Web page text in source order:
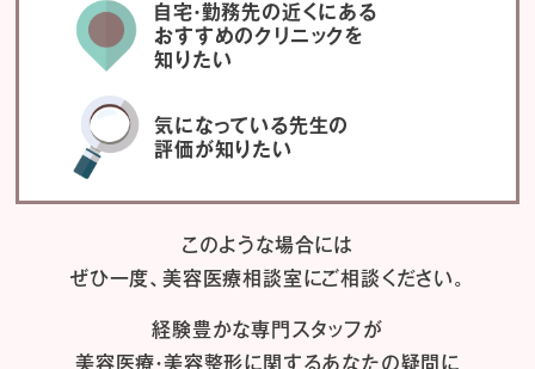
自宅・勤務先の近くにある
おすすめのクリニックを
知りたい
気になっている先生の
評価が知りたい
このような場合には
ぜひ一度、美容医療相談室にご相談ください。
経験豊かな専門スタッフが
美容医療・美容整形に関するあなたの疑問に